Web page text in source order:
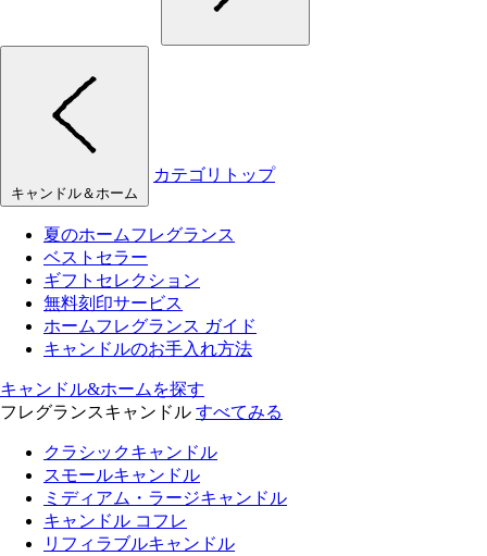
キャンドル＆ホーム
カテゴリトップ
夏のホームフレグランス
ベストセラー
ギフトセレクション
無料刻印サービス
ホームフレグランス ガイド
キャンドルのお手入れ方法
キャンドル&ホームを探す
フレグランスキャンドル すべてみる
クラシックキャンドル
スモールキャンドル
ミディアム・ラージキャンドル
キャンドル コフレ
リフィラブルキャンドル